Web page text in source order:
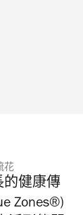
花
的健康傳
Zones®)